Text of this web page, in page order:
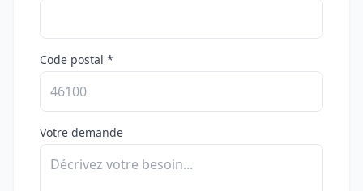
Code postal *
Votre demande